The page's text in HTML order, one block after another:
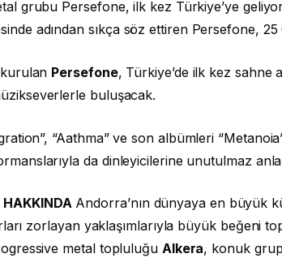
grubu Persefone, ilk kez Türkiye’ye
adından sıkça söz ettiren Persefone, 25
kurulan Persefone, Türkiye’de ilk kez sahne
buluşacak.
“Aathma” ve son albümleri
da dinleyicilerine unutulmaz
HAKKINDAAndorra’nın dünyaya en büyük
zorlayan yaklaşımlarıyla büyük beğeni
metal topluluğu Alkera, konuk